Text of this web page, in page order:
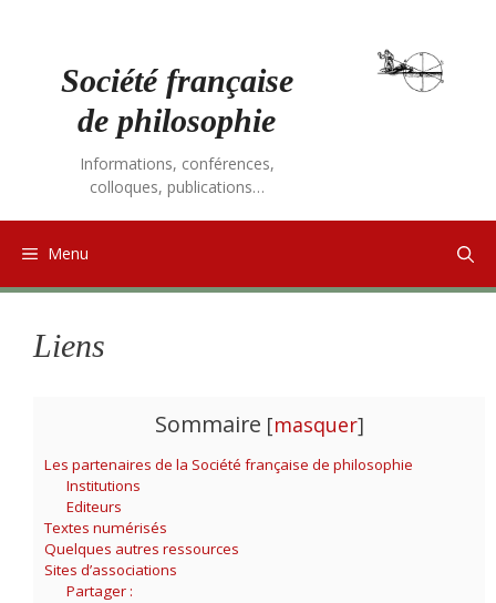
Société française
de philosophie
Informations, conférences,
colloques, publications…
Menu
Liens
Sommaire [masquer]
Les partenaires de la Société française de philosophie
Institutions
Editeurs
Textes numérisés
Quelques autres ressources
Sites d’associations
Partager :